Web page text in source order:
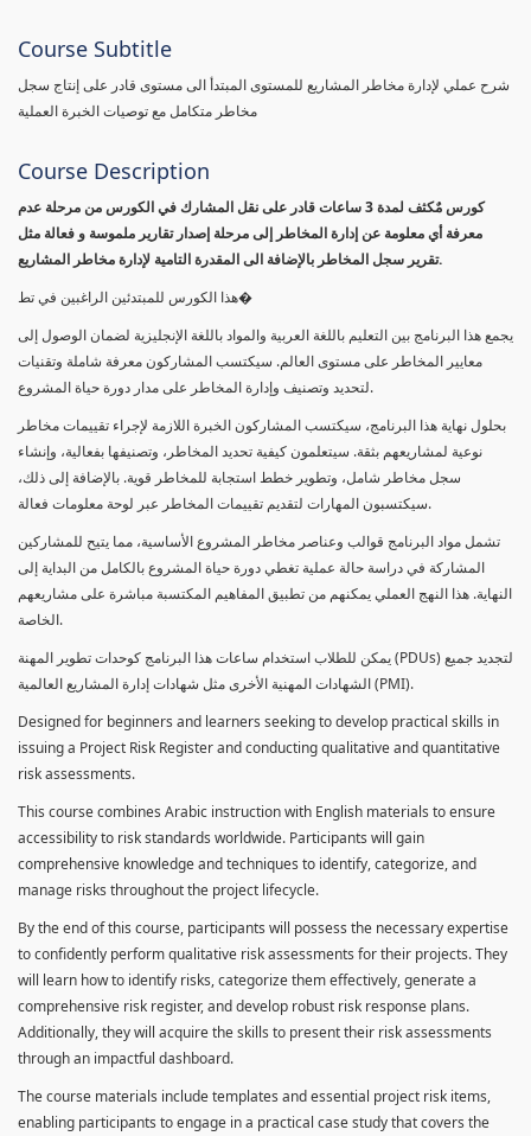
Course Subtitle
شرح عملي لإدارة مخاطر المشاريع للمستوى المبتدأ الى مستوى قادر على إنتاج سجل
مخاطر متكامل مع توصيات الخبرة العملية
Course Description
كورس مٌكثف لمدة 3 ساعات قادر على نقل المشارك في الكورس من مرحلة عدم
معرفة أي معلومة عن إدارة المخاطر إلى مرحلة إصدار تقارير ملموسة و فعالة مثل
تقرير سجل المخاطر بالإضافة الى المقدرة التامية لإدارة مخاطر المشاريع.
هذا الكورس للمبتدئين الراغبين في تط�
يجمع هذا البرنامج بين التعليم باللغة العربية والمواد باللغة الإنجليزية لضمان الوصول إلى
معايير المخاطر على مستوى العالم. سيكتسب المشاركون معرفة شاملة وتقنيات
لتحديد وتصنيف وإدارة المخاطر على مدار دورة حياة المشروع.
بحلول نهاية هذا البرنامج، سيكتسب المشاركون الخبرة اللازمة لإجراء تقييمات مخاطر
نوعية لمشاريعهم بثقة. سيتعلمون كيفية تحديد المخاطر، وتصنيفها بفعالية، وإنشاء
سجل مخاطر شامل، وتطوير خطط استجابة للمخاطر قوية. بالإضافة إلى ذلك،
سيكتسبون المهارات لتقديم تقييمات المخاطر عبر لوحة معلومات فعالة.
تشمل مواد البرنامج قوالب وعناصر مخاطر المشروع الأساسية، مما يتيح للمشاركين
المشاركة في دراسة حالة عملية تغطي دورة حياة المشروع بالكامل من البداية إلى
النهاية. هذا النهج العملي يمكنهم من تطبيق المفاهيم المكتسبة مباشرة على مشاريعهم
الخاصة.
يمكن للطلاب استخدام ساعات هذا البرنامج كوحدات تطوير المهنة (PDUs) لتجديد جميع
الشهادات المهنية الأخرى مثل شهادات إدارة المشاريع العالمية (PMI).
Designed for beginners and learners seeking to develop practical skills in
issuing a Project Risk Register and conducting qualitative and quantitative
risk assessments.
This course combines Arabic instruction with English materials to ensure
accessibility to risk standards worldwide. Participants will gain
comprehensive knowledge and techniques to identify, categorize, and
manage risks throughout the project lifecycle.
By the end of this course, participants will possess the necessary expertise
to confidently perform qualitative risk assessments for their projects. They
will learn how to identify risks, categorize them effectively, generate a
comprehensive risk register, and develop robust risk response plans.
Additionally, they will acquire the skills to present their risk assessments
through an impactful dashboard.
The course materials include templates and essential project risk items,
enabling participants to engage in a practical case study that covers the